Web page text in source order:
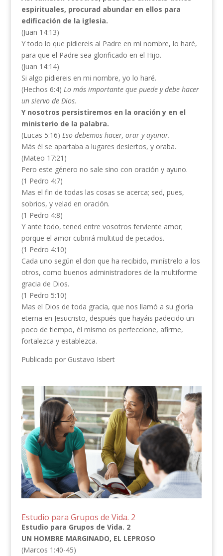
espirituales, procurad abundar en ellos para
edificación de la iglesia.
(Juan 14:13)
Y todo lo que pidiereis al Padre en mi nombre, lo haré,
para que el Padre sea glorificado en el Hijo.
(Juan 14:14)
Si algo pidiereis en mi nombre, yo lo haré.
(Hechos 6:4) Lo más importante que puede y debe hacer
un siervo de Dios.
Y nosotros persistiremos en la oración y en el
ministerio de la palabra.
(Lucas 5:16) Eso debemos hacer, orar y ayunar.
Más él se apartaba a lugares desiertos, y oraba.
(Mateo 17:21)
Pero este género no sale sino con oración y ayuno.
(1 Pedro 4:7)
Mas el fin de todas las cosas se acerca; sed, pues,
sobrios, y velad en oración.
(1 Pedro 4:8)
Y ante todo, tened entre vosotros ferviente amor;
porque el amor cubrirá multitud de pecados.
(1 Pedro 4:10)
Cada uno según el don que ha recibido, minístrelo a los
otros, como buenos administradores de la multiforme
gracia de Dios.
(1 Pedro 5:10)
Mas el Dios de toda gracia, que nos llamó a su gloria
eterna en Jesucristo, después que hayáis padecido un
poco de tiempo, él mismo os perfeccione, afirme,
fortalezca y establezca.
Publicado por Gustavo Isbert
Estudio para Grupos de Vida. 2
Estudio para Grupos de Vida. 2
UN HOMBRE MARGINADO, EL LEPROSO
(Marcos 1:40-45)